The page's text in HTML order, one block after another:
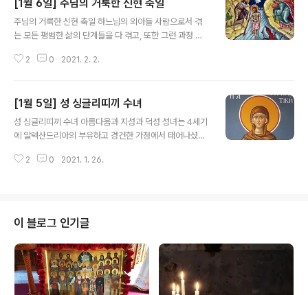
[1월 6일] 주님의 거룩한 신현 축일
주님의 거룩한 신현 축일 하느님의 외아들 사람으로서 겪
는 모든 평범한 삶의 단계들을 다 겪고, 또한 그런 과정 속
장 모범적인 겸손을 30년 동안 보여주신 우리 주님 예수
해 자신을 위대한 수난으로 이끌어줄 공적인 사역의 길로
들어서셨다. 그리하여 예수님이 하느님의 참된 외아들이라
는 것, 성삼위의 제1격인 성부와 제3격인 성령과 그 본질이
의 말씀이라는 것, 예언자들이 예언한 구세주이시라는 사
2 0 2021. 2. 2.
[1월 5일] 성 싱글리띠끼 수녀
성 싱글리띠끼 수녀 아름다움과 지성과 덕성 성녀는 4세기
에 알렉산드리아의 부유하고 경건한 가정에서 태어나셨다.
터 그 외모와 지적인 능력 그리고 덕성(德性)이 놀라우리
스도와 영적인 혼인을 하고픈 열망이 가득하였기 때문이었
다. 당신 자신의 육체적인 욕망을 금식과 여러 가지 금욕적
인 생활에 복종시키는 한편 성녀께서는 끊임없이 당신의
영혼을 마음속 깊은 곳으로 집중하면서 밤낮으로 주님의
이름을 불렀다. 여성들을 위한 수도 생활 마침내 부모가 돌
아가시자 성녀는 물려받은 많은 재산을 가난한 사람들..
2 0 2021. 1. 26.
이 블로그 인기글